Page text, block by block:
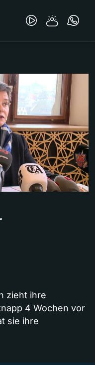
zieht ihre
4 Wochen vor
sie ihre